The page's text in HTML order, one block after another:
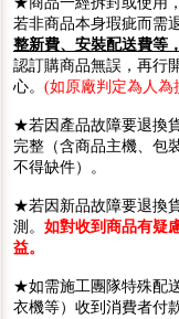
若非商品本身瑕疵而需
整新費、安裝配送費等
認訂購商品無誤，再行
心。 (如原廠判定為人為
★若因產品故障要退換
完整（含商品主機、包
不得缺件）。
★若因新品故障要退換
測。 如對收到商品有疑
益。
★如需施工團隊特殊配
衣機等）收到消費者付